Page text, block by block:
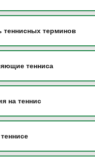
теннисных терминов
тенниса
на теннис